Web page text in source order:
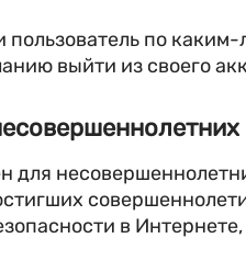
пользователь по
выйти из своего
для
в